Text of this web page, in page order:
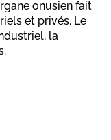
onusien fait
et privés. Le
la